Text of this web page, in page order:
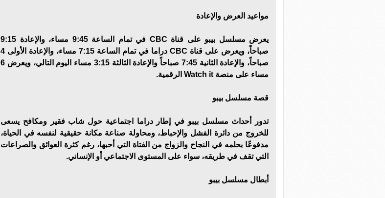
مواعيد العرض والإعادة
يعرض مسلسل بيبو على قناة CBC في تمام الساعة 9:45 مساء، والإعادة 9:15
صباحاً، ويعرض على قناة CBC دراما في تمام الساعة 7:15 مساء، والإعادة الأولى 4
صباحاً، والإعادة الثانية 7:45 صباحاً والإعادة الثالثة 3:15 مساء اليوم التالي، ويعرض 6
مساء على منصة Watch it الرقمية.
قصة مسلسل بيبو
تدور أحداث مسلسل بيبو في إطار دراما اجتماعية حول شاب فقير ومكافح يسعى
للخروج من دائرة الفشل والإحباط، ومحاولة صناعة مكانة حقيقية لنفسه في الحياة،
مدفوعًا بحلمه في النجاح والزواج من الفتاة التي أحبها، رغم كثرة العوائق والصراعات
التي تقف في طريقه، سواء على المستوى الاجتماعي أو الإنساني.
أبطال مسلسل بيبو